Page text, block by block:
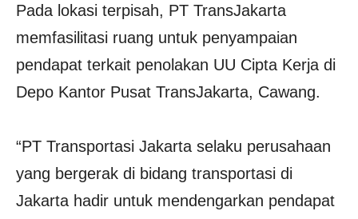
Pada lokasi terpisah, PT TransJakarta
memfasilitasi ruang untuk penyampaian
pendapat terkait penolakan UU Cipta Kerja di
Depo Kantor Pusat TransJakarta, Cawang.
“PT Transportasi Jakarta selaku perusahaan
yang bergerak di bidang transportasi di
Jakarta hadir untuk mendengarkan pendapat